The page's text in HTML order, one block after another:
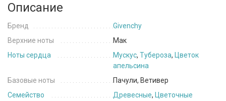
Описание
Бренд
Givenchy
Верхние ноты
Мак
Ноты сердца
Мускус, Тубероза, Цветок
апельсина
Базовые ноты
Пачули, Ветивер
Семейство
Древесные, Цветочные